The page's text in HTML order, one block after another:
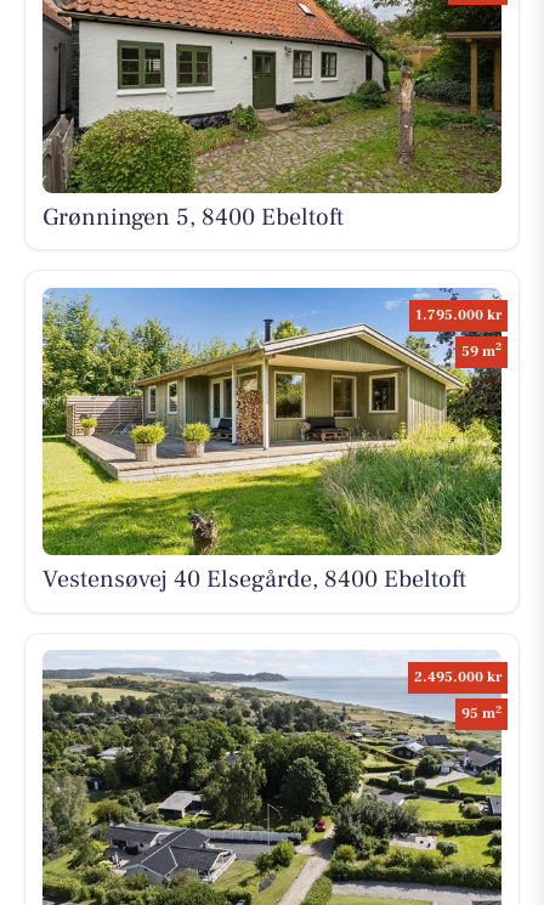
Grønningen 5, 8400 Ebeltoft
1.795.000 kr
59 m2
Vestensøvej 40 Elsegårde, 8400 Ebeltoft
2.495.000 kr
95 m2